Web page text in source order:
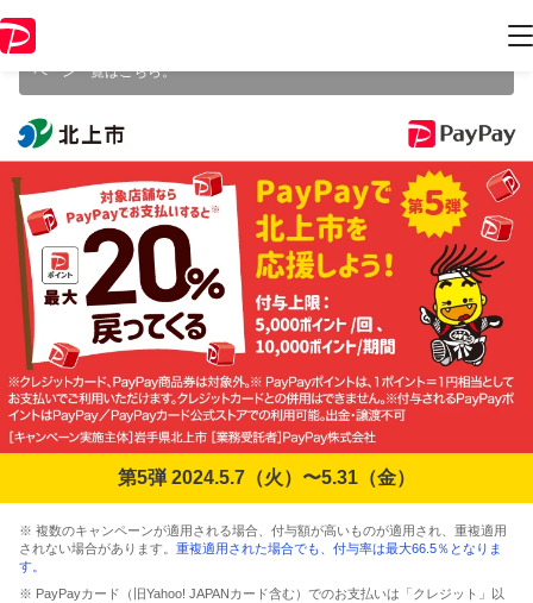
ジ内の情報はキャンペーン終了時点のものになります。
ペーン一覧はこちら。
第5弾 2024.5.7（火）〜5.31（金）
※ 複数のキャンペーンが適用される場合、付与額が高いものが適用され、重複適用
されない場合があります。 重複適用された場合でも、付与率は最大66.5％となりま
す。
※ PayPayカード（旧Yahoo! JAPANカード含む）でのお支払いは「クレジット」以